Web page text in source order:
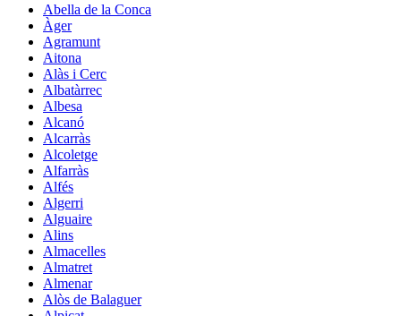
Abella de la Conca
Àger
Agramunt
Aitona
Alàs i Cerc
Albatàrrec
Albesa
Alcanó
Alcarràs
Alcoletge
Alfarràs
Alfés
Algerri
Alguaire
Alins
Almacelles
Almatret
Almenar
Alòs de Balaguer